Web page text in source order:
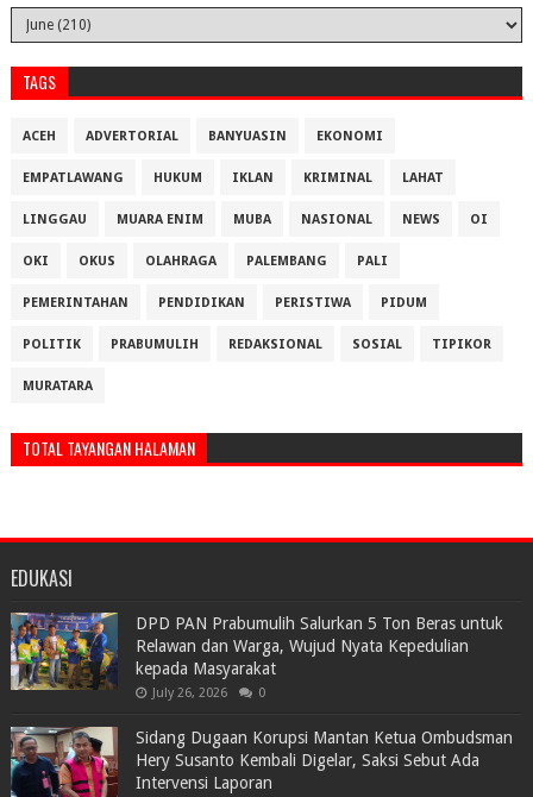
TAGS
ACEH ADVERTORIAL BANYUASIN EKONOMI
EMPATLAWANG HUKUM IKLAN KRIMINAL LAHAT
LINGGAU MUARA ENIM MUBA NASIONAL NEWS OI
OKI OKUS OLAHRAGA PALEMBANG PALI
PEMERINTAHAN PENDIDIKAN PERISTIWA PIDUM
POLITIK PRABUMULIH REDAKSIONAL SOSIAL TIPIKOR
MURATARA
TOTAL TAYANGAN HALAMAN
EDUKASI
DPD PAN Prabumulih Salurkan 5 Ton Beras untuk
Relawan dan Warga, Wujud Nyata Kepedulian
kepada Masyarakat
July 26, 2026 0
Sidang Dugaan Korupsi Mantan Ketua Ombudsman
Hery Susanto Kembali Digelar, Saksi Sebut Ada
Intervensi Laporan